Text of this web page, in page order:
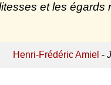
et les
Henri-Frédéric Amiel -